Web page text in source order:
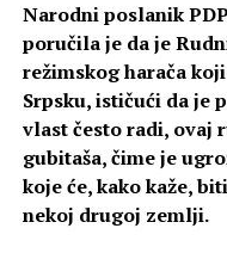
Narodni poslanik
poručila je da je
režimskog harača
Srpsku, ističući da je
vlast često radi, ovaj
gubitaša, čime je
koje će, kako kaže,
nekoj drugoj zemlji.